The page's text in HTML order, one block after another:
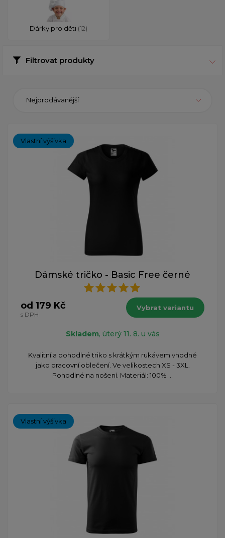
Dárky pro děti (12)
Filtrovat produkty
Nejprodávanější
Vlastní výšivka
Dámské tričko - Basic Free černé
od 179 Kč
s DPH
Vybrat variantu
Skladem, úterý 11. 8. u vás
Kvalitní a pohodlné triko s krátkým rukávem vhodné
jako pracovní oblečení. Ve velikostech XS - 3XL.
Pohodlné na nošení. Materiál: 100% ...
Vlastní výšivka